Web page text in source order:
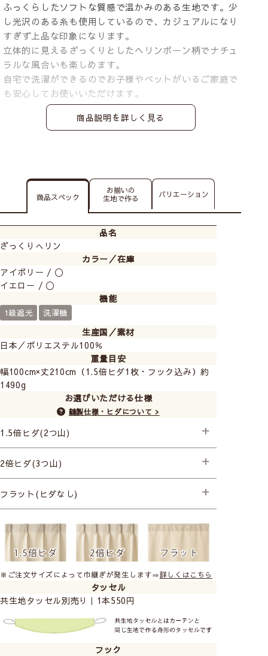
ふっくらしたソフトな質感で温かみのある生地です。少
し光沢のある糸も使用しているので、カジュアルになり
すぎず上品な印象になります。
立体的に見えるざっくりとしたヘリンボーン柄でナチュ
ラルな風合いも楽しめます。
自宅で洗濯ができるのでお子様やペットがいるご家庭で
も安心してお使いいただけます。
商品説明を詳しく見る
商品スペック
お揃いの
生地で作る
バリエーション
品名
ざっくりへリン
カラー／在庫
アイボリー / 〇
イエロー / 〇
機能
1級遮光 洗濯機
生産国／素材
日本／ポリエステル100％
重量目安
幅100cm×丈210cm（1.5倍ヒダ1枚・フック込み）約
1490g
お選びいただける仕様
縫製仕様・ヒダについて >
1.5倍ヒダ(2つ山)
├プレミアム縫製+形状記憶
2倍ヒダ(3つ山)
├プレミアム縫製+形状記憶
フラット(ヒダなし)
※ご注文サイズによって巾継ぎが発生します⇒詳しくはこちら
タッセル
共生地タッセル別売り｜1本550円
フック